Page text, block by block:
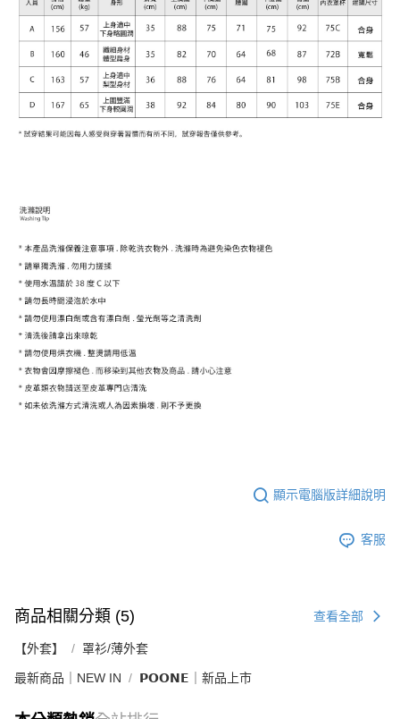
顯示電腦版詳細說明
客服
商品相關分類 (5) 查看全部
【外套】 罩衫/薄外套
最新商品｜NEW IN 𝗣𝗢𝗢𝗡𝗘｜新品上市